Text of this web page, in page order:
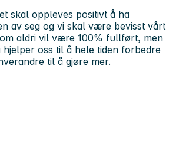
skal oppleves positivt å ha
av seg og vi skal være bevisst vårt
aldri vil være 100% fullført, men
oss til å hele tiden forbedre
til å gjøre mer.